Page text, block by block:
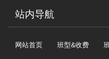
站内导航
网站首页 班型&收费